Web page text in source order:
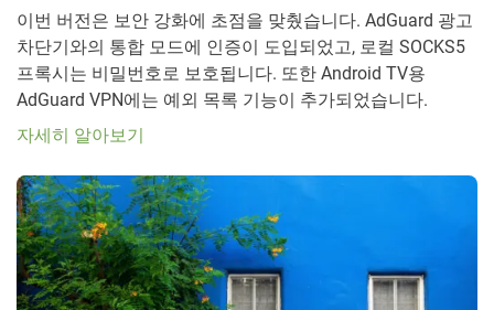
이번 버전은 보안 강화에 초점을 맞췄습니다. AdGuard 광고
차단기와의 통합 모드에 인증이 도입되었고, 로컬 SOCKS5
프록시는 비밀번호로 보호됩니다. 또한 Android TV용
AdGuard VPN에는 예외 목록 기능이 추가되었습니다.
자세히 알아보기